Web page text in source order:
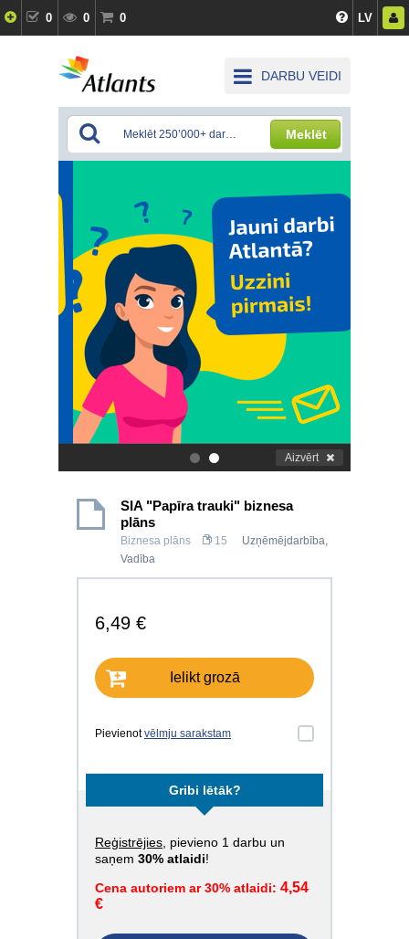
0 0 0 LV
DARBU VEIDI
Meklēt
. Aizvērt
SIA "Papīra trauki" biznesa
plāns
Biznesa plāns 15 Uzņēmējdarbība,
Vadība
6,49 €
Ielikt grozā
Pievienotvēlmju sarakstam
Gribi lētāk?
Reģistrējies , pievieno 1 darbu un
saņem 30% atlaidi!
Cena autoriem ar 30% atlaidi: 4,54
€